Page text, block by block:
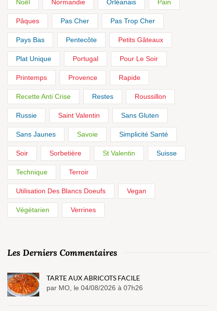
Noël Normandie Orléanais Pain
Pâques Pas Cher Pas Trop Cher
Pays Bas Pentecôte Petits Gâteaux
Plat Unique Portugal Pour Le Soir
Printemps Provence Rapide
Recette Anti Crise Restes Roussillon
Russie Saint Valentin Sans Gluten
Sans Jaunes Savoie Simplicité Santé
Soir Sorbetière St Valentin Suisse
Technique Terroir
Utilisation Des Blancs Doeufs Vegan
Végétarien Verrines
Les Derniers Commentaires
TARTE AUX ABRICOTS FACILE
par MO, le 04/08/2026 à 07h26